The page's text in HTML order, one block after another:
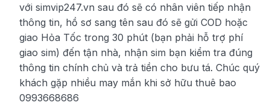
với simvip247.vn sau đó sẽ có nhân viên tiếp nhận
thông tin, hồ sơ sang tên sau đó sẽ gửi COD hoặc
giao Hỏa Tốc trong 30 phút (bạn phải hỗ trợ phí
giao sim) đến tận nhà, nhận sim bạn kiểm tra đúng
thông tin chính chủ và trả tiền cho bưu tá. Chúc quý
khách gặp nhiều may mắn khi sở hữu thuê bao
0993668686